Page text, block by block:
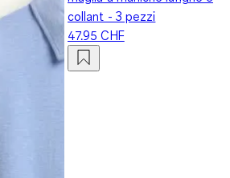
collant - 3 pezzi
47.95 CHF